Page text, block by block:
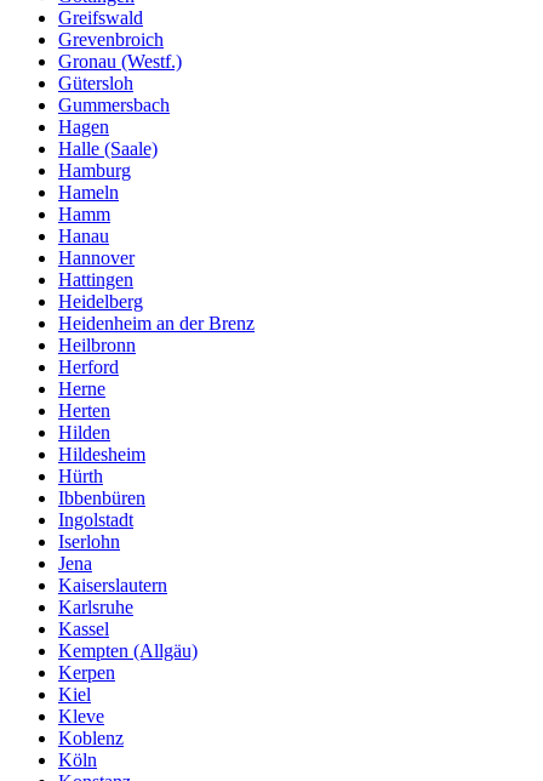
Greifswald
Grevenbroich
Gronau (Westf.)
Gütersloh
Gummersbach
Hagen
Halle (Saale)
Hamburg
Hameln
Hamm
Hanau
Hannover
Hattingen
Heidelberg
Heidenheim an der Brenz
Heilbronn
Herford
Herne
Herten
Hilden
Hildesheim
Hürth
Ibbenbüren
Ingolstadt
Iserlohn
Jena
Kaiserslautern
Karlsruhe
Kassel
Kempten (Allgäu)
Kerpen
Kiel
Kleve
Koblenz
Köln